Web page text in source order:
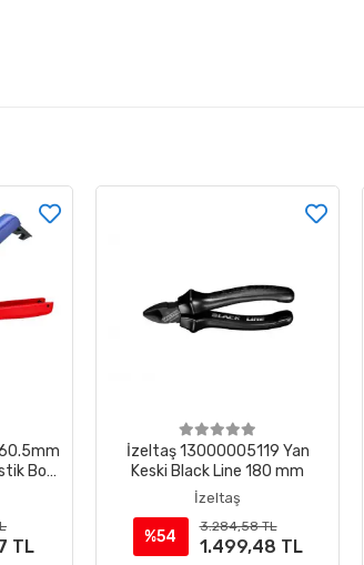
60.5mm
Boru
TL
İzeltaş 13000005119 Yan
Keski Black Line 180 mm
İzeltaş
%54
3.284,58 TL
1.499,48 TL